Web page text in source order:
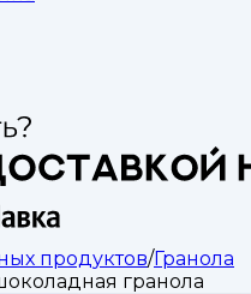
продуктов/Гранола
гранола